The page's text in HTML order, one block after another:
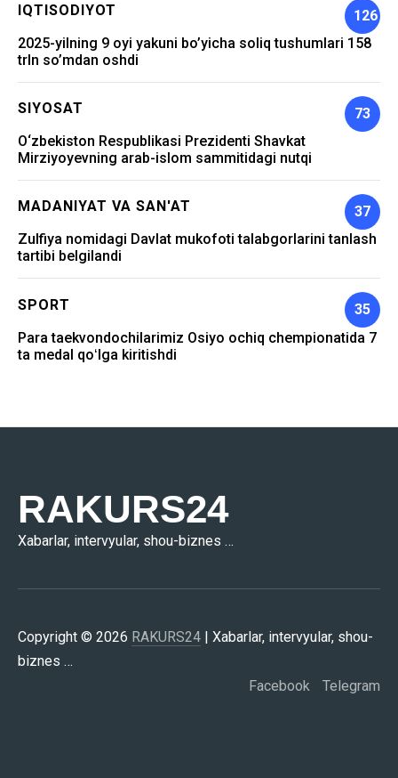
IQTISODIYOT
126
2025-yilning 9 oyi yakuni bo’yicha soliq tushumlari 158
trln so’mdan oshdi
SIYOSAT
73
O‘zbekiston Respublikasi Prezidenti Shavkat
Mirziyoyevning arab-islom sammitidagi nutqi
MADANIYAT VA SAN'AT
37
Zulfiya nomidagi Davlat mukofoti talabgorlarini tanlash
tartibi belgilandi
SPORT
35
Para taekvondochilarimiz Osiyo ochiq chempionatida 7
ta medal qoʻlga kiritishdi
RAKURS24
Xabarlar, intervyular, shou-biznes …
Copyright © 2026 RAKURS24 | Xabarlar, intervyular, shou-
biznes …
Facebook
Telegram